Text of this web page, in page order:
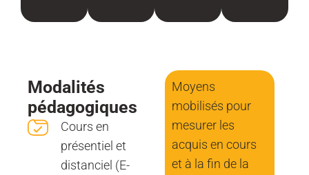
Modalités
pédagogiques
Cours en
présentiel et
distanciel (E-
Moyens
mobilisés pour
mesurer les
acquis en cours
et à la fin de la